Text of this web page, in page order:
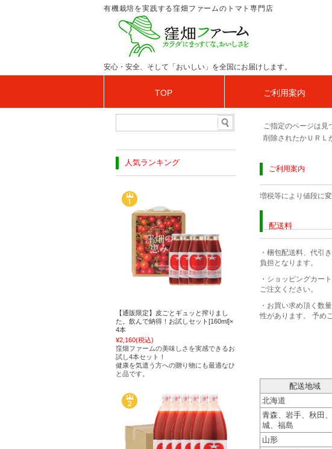
有機栽培を実践する窪畑ファームのトマト専門店
安心・安全、そして「おいしい」を全国にお届けします。
TOP ご利用案内
ご指定のページは見
削除されたかＵＲＬ
ご利用案内
増税等により値段に
配送料
・梱包配送料、代引
負担となります。
・ショッピングカー
ご注文ください。
・お買い求め頂く数
性があります。 予め
配送地域
北海道
青森、岩手、秋田
城、福島
山形
人気ランキング
【通販限定】皮ごとギュッと搾りまし
た。飲んで納得！お試しセット[160ml]×
4本
¥2,160(税込)
窪畑ファームの美味しさを実感できるお
試し4本セット！
健康を気遣う方への贈り物にも最適なひ
と品です。